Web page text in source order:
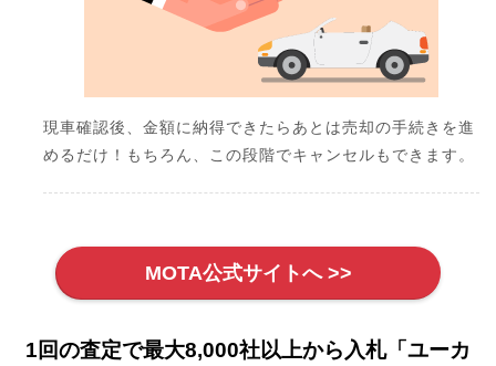
現車確認後、金額に納得できたらあとは売却の手続きを進
めるだけ！もちろん、この段階でキャンセルもできます。
MOTA公式サイトへ >>
1回の査定で最大8,000社以上から入札「ユーカ